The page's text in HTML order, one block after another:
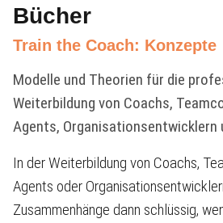
Bücher
Train the Coach: Konzepte
Modelle und Theorien für die
Weiterbildung von Coachs,
Agents, Organisationsentwicklern
In der Weiterbildung von Coachs,
Agents oder
Zusammenhänge dann schlüssig,